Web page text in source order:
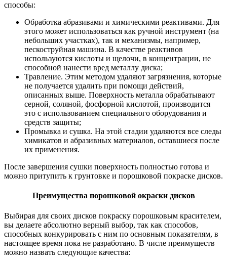
способы:
Обработка абразивами и химическими реактивами. Для
этого может использоваться как ручной инструмент (на
небольших участках), так и механизмы, например,
пескоструйная машина. В качестве реактивов
используются кислоты и щелочи, в концентрации, не
способной нанести вред металлу диска;
Травление. Этим методом удаляют загрязнения, которые
не получается удалить при помощи действий,
описанных выше. Поверхность металла обрабатывают
серной, соляной, фосфорной кислотой, производится
это с использованием специального оборудования и
средств защиты;
Промывка и сушка. На этой стадии удаляются все следы
химикатов и абразивных материалов, оставшиеся после
их применения.
После завершения сушки поверхность полностью готова и
можно притупить к грунтовке и порошковой покраске дисков.
Преимущества порошковой окраски дисков
Выбирая для своих дисков покраску порошковым красителем,
вы делаете абсолютно верный выбор, так как способов,
способных конкурировать с ним по основным показателям, в
настоящее время пока не разработано. В числе преимуществ
можно назвать следующие качества: